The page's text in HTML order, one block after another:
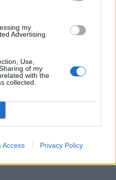
my
Advertising.
Use,
of my
with the
collected.
Access Privacy Policy
GROUP στη Fractal
αμυντικών
μονάδες ο Γενικός
– Θερμοκρασίες